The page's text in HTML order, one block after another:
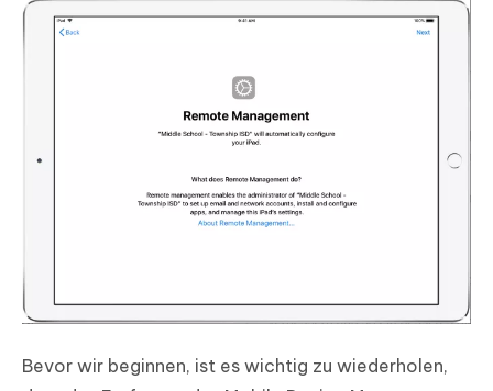
Bevor wir beginnen, ist es wichtig zu wiederholen,